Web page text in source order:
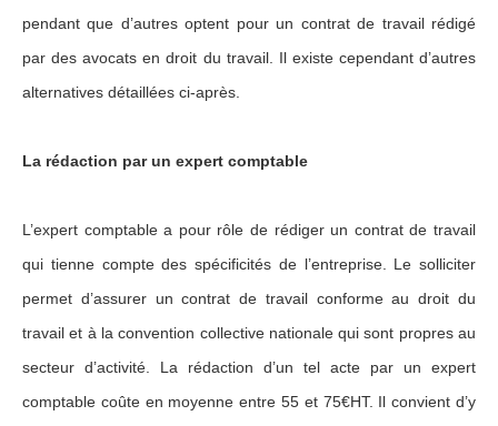
pendant que d’autres optent pour un contrat de travail rédigé
par des avocats en droit du travail. Il existe cependant d’autres
alternatives détaillées ci-après.
La rédaction par un expert comptable
L’expert comptable a pour rôle de rédiger un contrat de travail
qui tienne compte des spécificités de l’entreprise. Le solliciter
permet d’assurer un contrat de travail conforme au droit du
travail et à la convention collective nationale qui sont propres au
secteur d’activité. La rédaction d’un tel acte par un expert
comptable coûte en moyenne entre 55 et 75€HT. Il convient d’y